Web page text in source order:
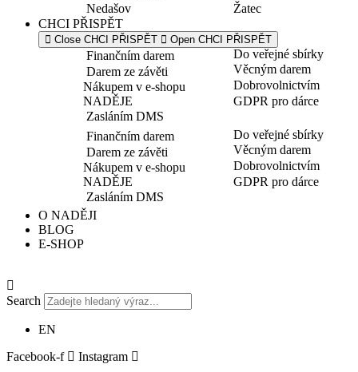
Nedašov
Žatec
CHCI PŘISPĚT
Close CHCI PŘISPĚT Open CHCI PŘISPĚT
Finančním darem
Darem ze závěti
Nákupem v e-shopu
NADĚJE
Zasláním DMS
Do veřejné sbírky
Věcným darem
Dobrovolnictvím
GDPR pro dárce
Finančním darem
Darem ze závěti
Nákupem v e-shopu
NADĚJE
Zasláním DMS
Do veřejné sbírky
Věcným darem
Dobrovolnictvím
GDPR pro dárce
O NADĚJI
BLOG
E-SHOP
Search
EN
Facebook-f
Instagram